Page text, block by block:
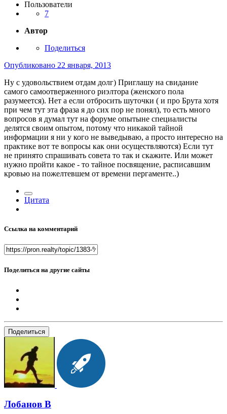
Пользователи
7
Автор
Поделиться
Опубликовано 22 января, 2013
Ну с удовольствием отдам долг) Приглашу на свидание
самого самоотверженного риэлтора (женского пола
разумеется). Нет а если отбросить шуточки ( и про Брута хотя
при чем тут эта фраза я до сих пор не понял), то есть много
вопросов я думал тут на форуме опытыне специалисты
делятся своим опытом, потому что никакой тайной
информации я ни у кого не выведываю, а просто интересно на
практике вот те вопросы как они осуществляются) Если тут
не принято спрашивать совета то так и скажите. Или может
нужно пройти какое - то тайное посвящение, расписавшим
кровью на пожелтевшем от времени пергаменте..)
Цитата
Ссылка на комментарий
Поделиться на другие сайты
Поделиться
Лобанов В